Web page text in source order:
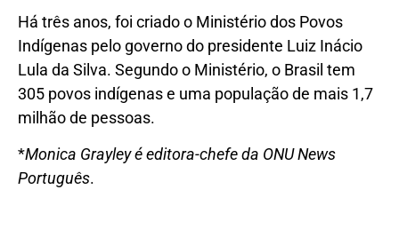
Há três anos, foi criado o Ministério dos Povos
Indígenas pelo governo do presidente Luiz Inácio
Lula da Silva. Segundo o Ministério, o Brasil tem
305 povos indígenas e uma população de mais 1,7
milhão de pessoas.
*Monica Grayley é editora-chefe da ONU News
Português.